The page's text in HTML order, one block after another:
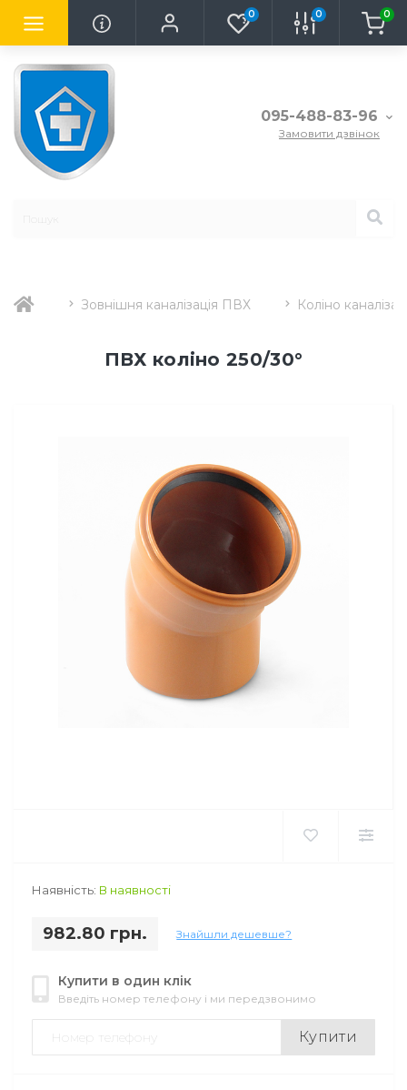
0 0 0
095-488-83-96
Замовити дзвінок
Зовнішня каналізація ПВХ Коліно
ПВХ коліно 250/30°
Наявність: В наявності
982.80 грн. Знайшли дешевше?
Купити в один клік
Введіть номер телефону і ми передзвонимо
Купити